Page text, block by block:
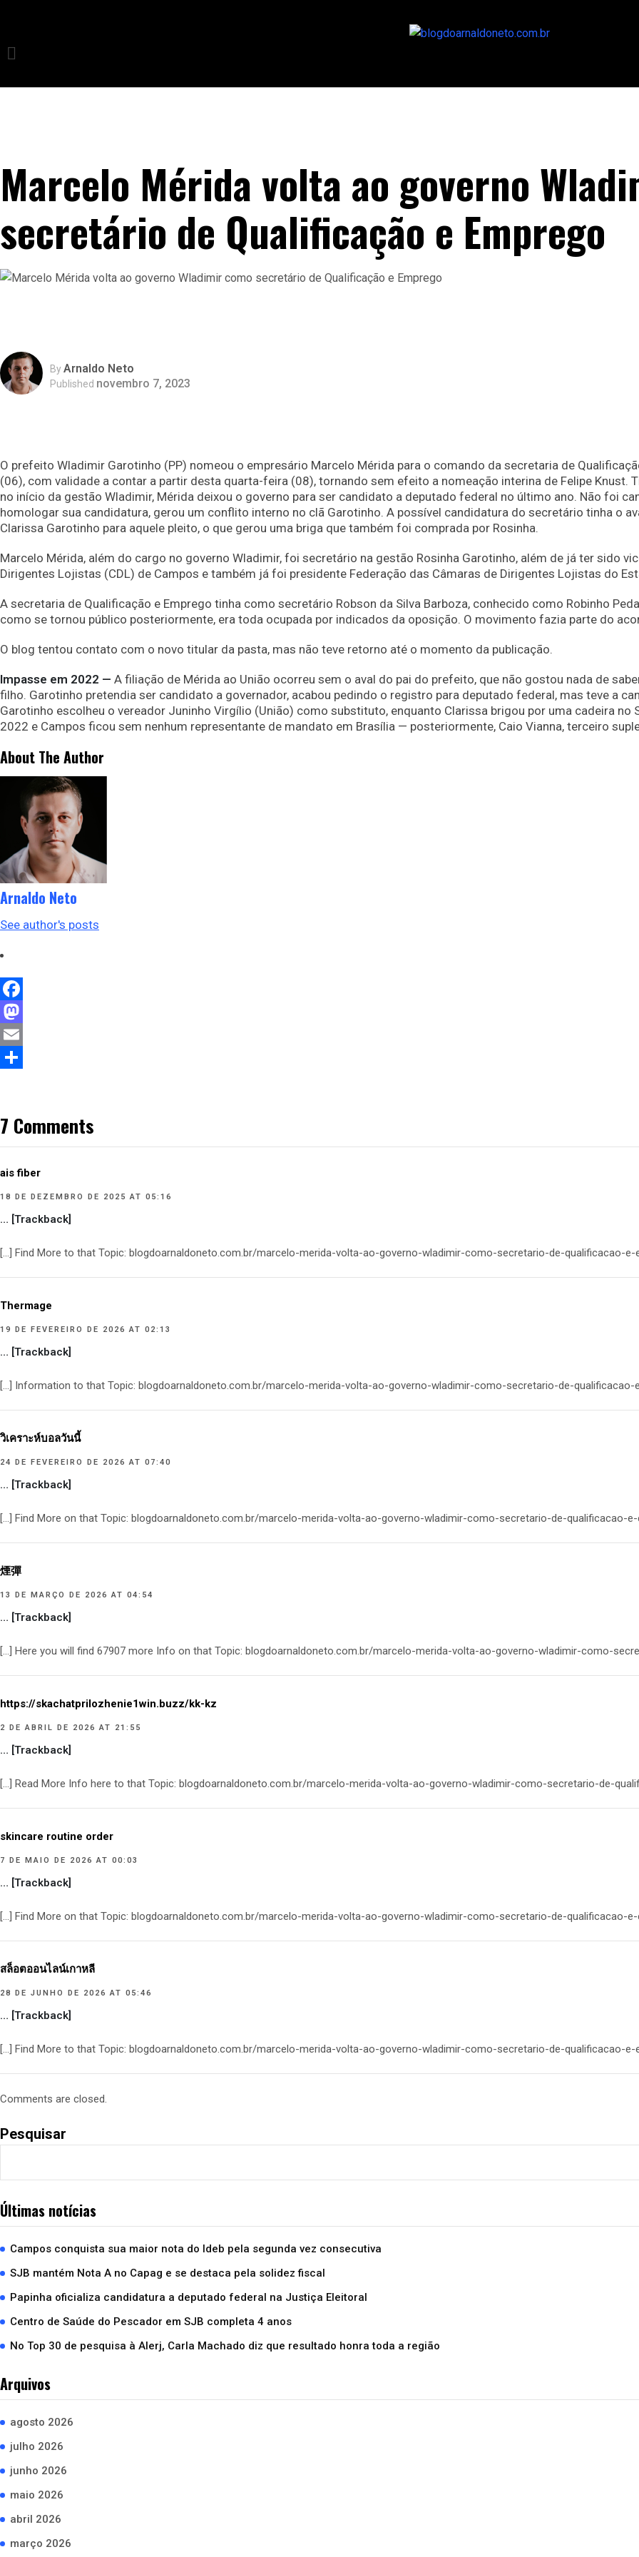
Marcelo Mérida volta ao governo
secretário de Qualificação e Emprego
ByArnaldo Neto
Published novembro 7, 2023
O prefeito Wladimir Garotinho (PP) nomeou o empresário Marcelo Mérida para o comando da secretaria de
(06), com validade a contar a partir desta quarta-feira (08), tornando sem efeito a nomeação interina de Felipe Knust.
no início da gestão Wladimir, Mérida deixou o governo para ser candidato a deputado federal no último ano. Não foi
homologar sua candidatura, gerou um conflito interno no clã Garotinho. A possível candidatura do secretário tinha o
Clarissa Garotinho para aquele pleito, o que gerou uma briga que também foi comprada por Rosinha.
Marcelo Mérida, além do cargo no governo Wladimir, foi secretário na gestão Rosinha Garotinho, além de já ter sido
Dirigentes Lojistas (CDL) de Campos e também já foi presidente Federação das Câmaras de Dirigentes Lojistas do
A secretaria de Qualificação e Emprego tinha como secretário Robson da Silva Barboza, conhecido como Robinho
como se tornou público posteriormente, era toda ocupada por indicados da oposição. O movimento fazia parte do
O blog tentou contato com o novo titular da pasta, mas não teve retorno até o momento da publicação.
Impasse em 2022 — A filiação de Mérida ao União ocorreu sem o aval do pai do prefeito, que não gostou nada de
filho. Garotinho pretendia ser candidato a governador, acabou pedindo o registro para deputado federal, mas teve a
Garotinho escolheu o vereador Juninho Virgílio (União) como substituto, enquanto Clarissa brigou por uma cadeira no
2022 e Campos ficou sem nenhum representante de mandato em Brasília — posteriormente, Caio Vianna, terceiro
About The Author
Arnaldo Neto
See author's posts
Facebook
Mastodon
Email
7 Comments
ais fiber
18 DE DEZEMBRO DE 2025 AT 05:16
… [Trackback]
[…] Find More to that Topic: blogdoarnaldoneto.com.br/marcelo-merida-volta-ao-governo-wladimir-como-secretario-de-qualificacao-e-
Thermage
19 DE FEVEREIRO DE 2026 AT 02:13
… [Trackback]
[…] Information to that Topic: blogdoarnaldoneto.com.br/marcelo-merida-volta-ao-governo-wladimir-como-secretario-de-qualificacao-
วิเคราะห์บอลวันนี้
24 DE FEVEREIRO DE 2026 AT 07:40
… [Trackback]
[…] Find More on that Topic: blogdoarnaldoneto.com.br/marcelo-merida-volta-ao-governo-wladimir-como-secretario-de-qualificacao-
煙彈
13 DE MARÇO DE 2026 AT 04:54
… [Trackback]
[…] Here you will find 67907 more Info on that Topic: blogdoarnaldoneto.com.br/marcelo-merida-volta-ao-governo-wladimir-como-
https://skachatprilozhenie1win.buzz/kk-kz
2 DE ABRIL DE 2026 AT 21:55
… [Trackback]
[…] Read More Info here to that Topic: blogdoarnaldoneto.com.br/marcelo-merida-volta-ao-governo-wladimir-como-secretario-de-
skincare routine order
7 DE MAIO DE 2026 AT 00:03
… [Trackback]
[…] Find More on that Topic: blogdoarnaldoneto.com.br/marcelo-merida-volta-ao-governo-wladimir-como-secretario-de-qualificacao-
สล็อตออนไลน์เกาหลี
28 DE JUNHO DE 2026 AT 05:46
… [Trackback]
[…] Find More to that Topic: blogdoarnaldoneto.com.br/marcelo-merida-volta-ao-governo-wladimir-como-secretario-de-qualificacao-e-
Comments are closed.
Pesquisar
Últimas notícias
Campos conquista sua maior nota do Ideb pela segunda vez consecutiva
SJB mantém Nota A no Capag e se destaca pela solidez fiscal
Papinha oficializa candidatura a deputado federal na Justiça Eleitoral
Centro de Saúde do Pescador em SJB completa 4 anos
No Top 30 de pesquisa à Alerj, Carla Machado diz que resultado honra toda a região
Arquivos
agosto 2026
julho 2026
junho 2026
maio 2026
abril 2026
março 2026